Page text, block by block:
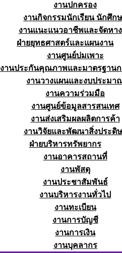
งานปกครอง
งานกิจกรรมนักเรียน นักศึก
งานแนะแนวอาชีพและจัดหา
ฝ่ายยุทธศาสตร์และแผนงาน
งานศูนย์บ่มเพาะ
งานประกันคุณภาพและมาตรฐาน
งานวางแผนและงบประมา
งานความร่วมมือ
งานศูนย์ข้อมูลสารสนเทศ
งานส่งเสริมผลผลิตการค้า
งานวิจัยและพัฒนาสิ่งประดิ
ฝ่ายบริหารทรัพยากร
งานอาคารสถานที่
งานพัสดุ
งานประชาสัมพันธ์
งานบริหารงานทั่วไป
งานทะเบียน
งานการบัญชี
งานการเงิน
งานบุคลากร